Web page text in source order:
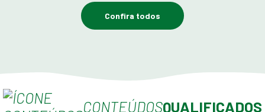
Confira todos
CONTEÚDOSQUALIFICADOS